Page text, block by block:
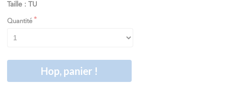
Taille : TU
Quantité
Hop, panier !